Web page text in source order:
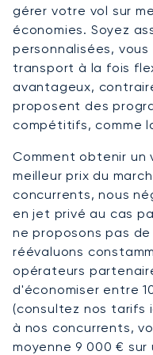
gérer votre vol sur
économies. Soyez
personnalisées,
transport à la fois
avantageux,
proposent des
compétitifs, comme
Comment obtenir un
meilleur prix du
concurrents, nous
en jet privé au cas
ne proposons pas
réévaluons
opérateurs
d'économiser entre
(consultez nos tarifs
à nos concurrents,
moyenne 9 000 €